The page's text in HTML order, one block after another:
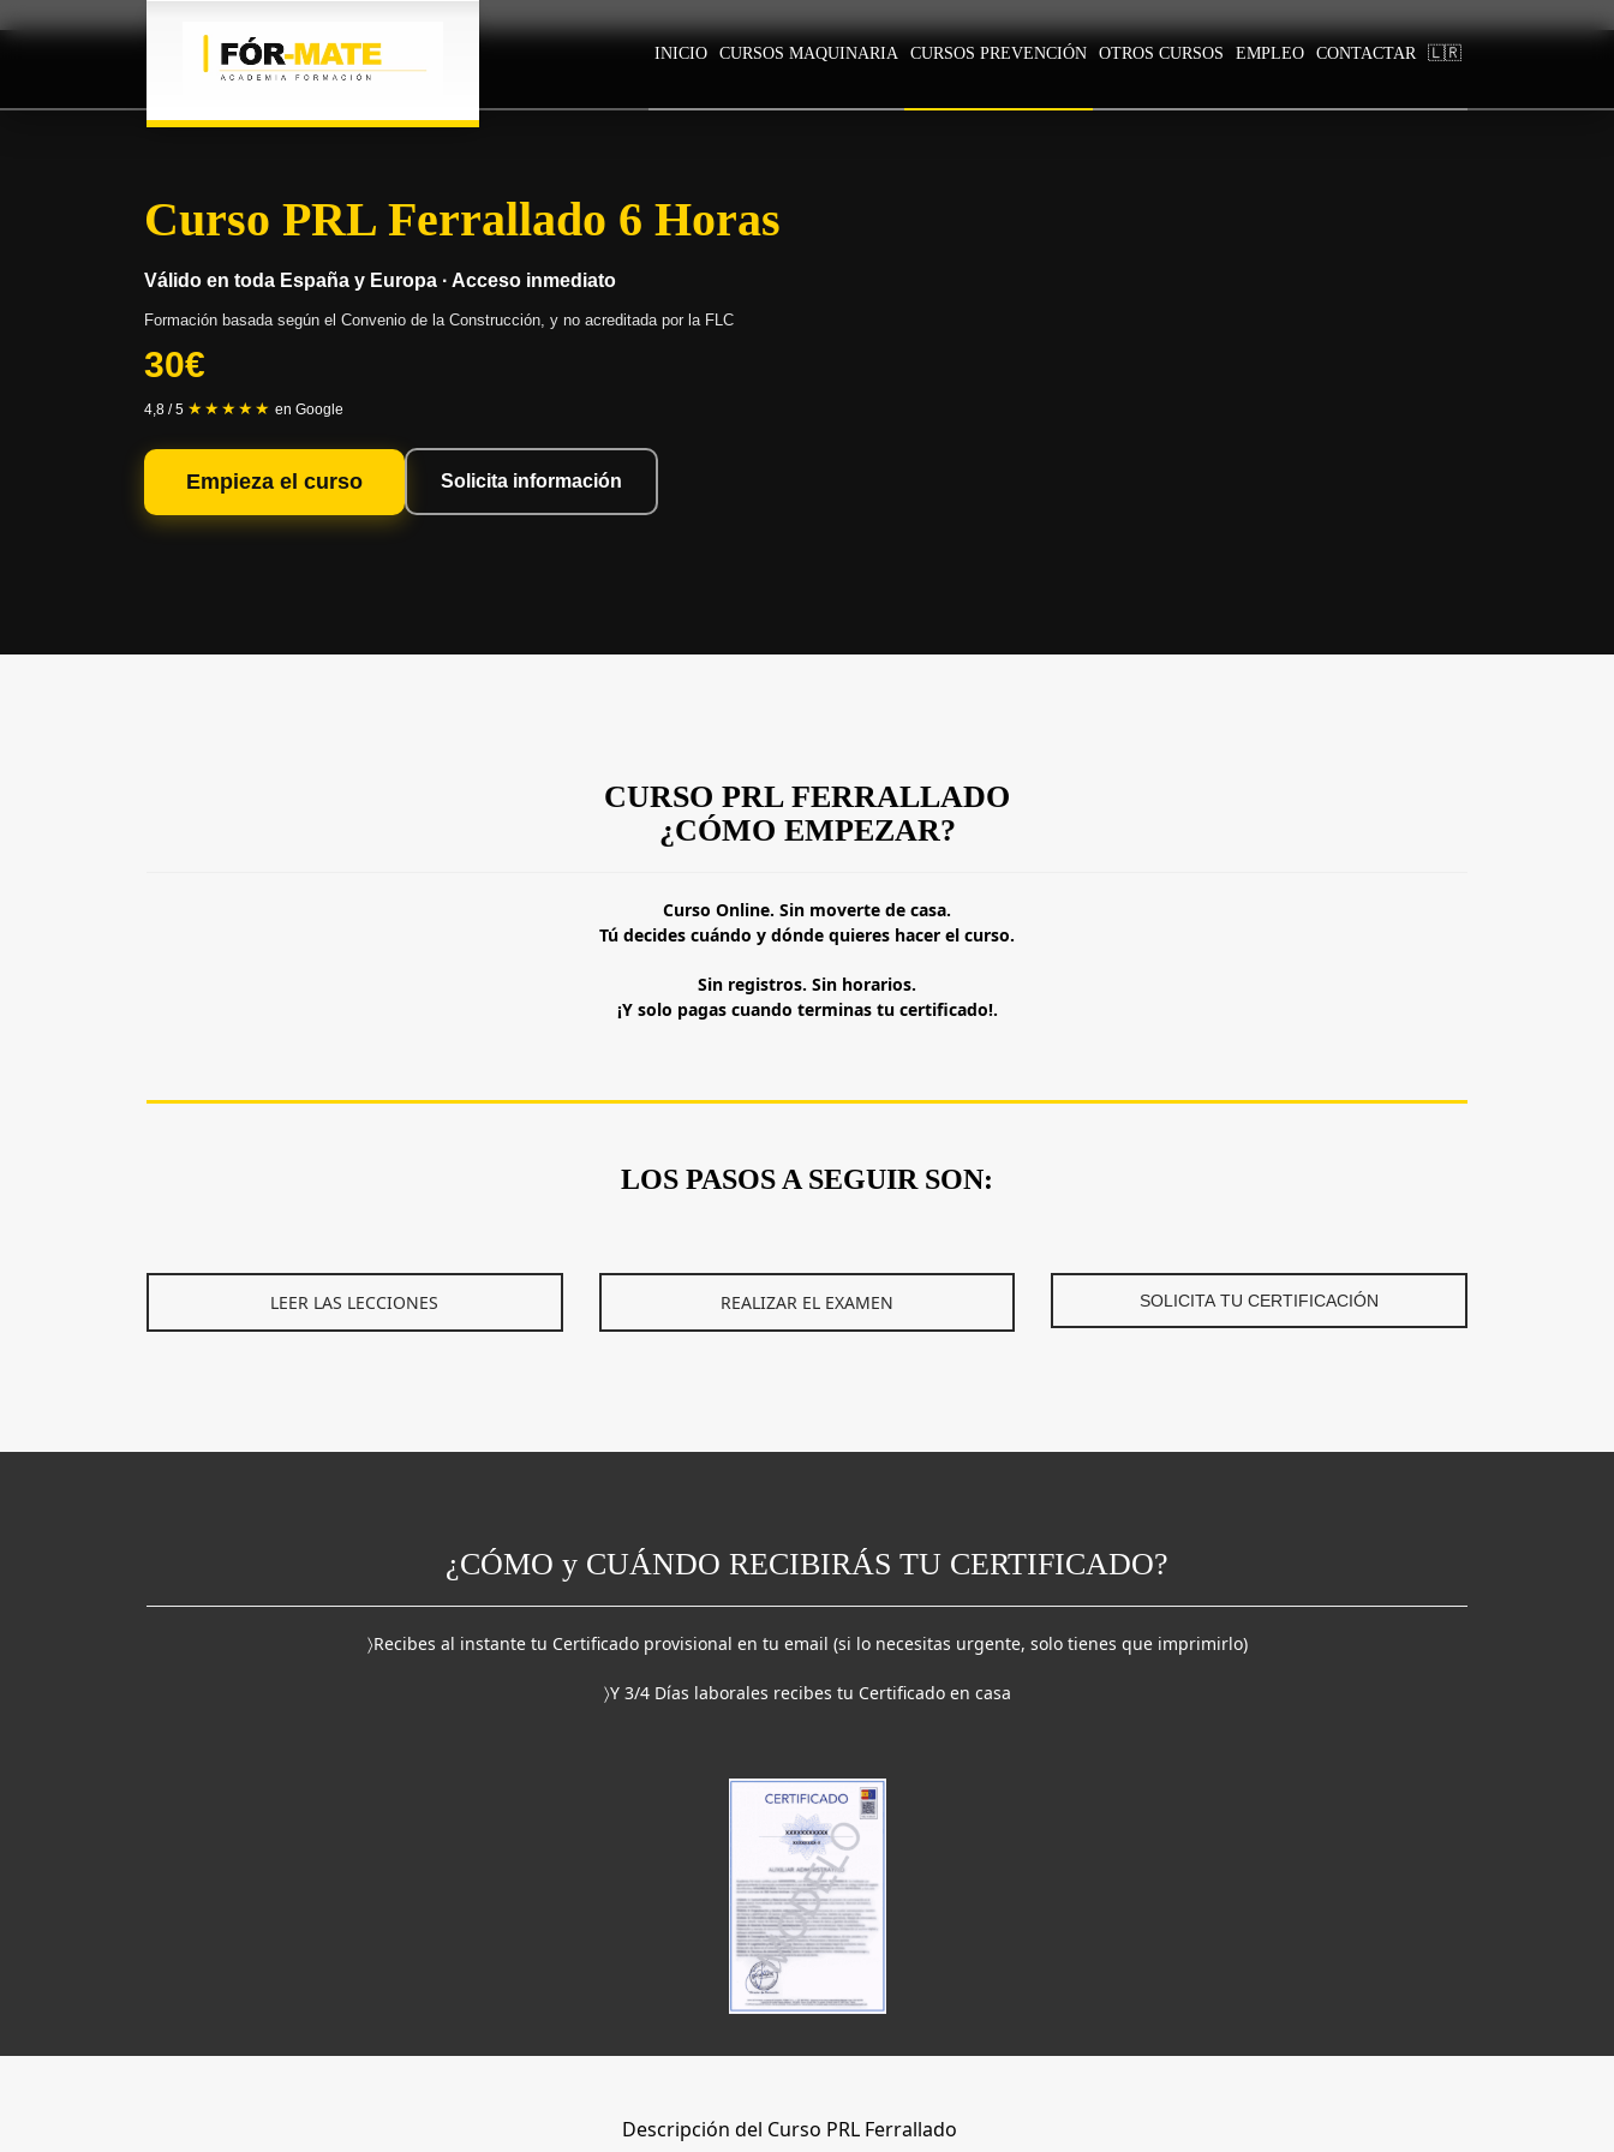
INICIO CURSOS MAQUINARIA CURSOS PREVENCIÓN OTROS CURSOS EMPLEO CONTACTAR 🇱🇷
Curso PRL Ferrallado 6 Horas
Válido en toda España y Europa · Acceso inmediato
Formación basada según el Convenio de la Construcción, y no acreditada por la FLC
30€
4,8 / 5 ★★★★★ en Google
Empieza el curso Solicita información
CURSO PRL FERRALLADO
¿CÓMO EMPEZAR?
Curso Online. Sin moverte de casa.
Tú decides cuándo y dónde quieres hacer el curso.
Sin registros. Sin horarios.
¡Y solo pagas cuando terminas tu certificado!.
LOS PASOS A SEGUIR SON:
LEER LAS LECCIONES REALIZAR EL EXAMEN SOLICITA TU CERTIFICACIÓN
¿CÓMO y CUÁNDO RECIBIRÁS TU CERTIFICADO?
〉Recibes al instante tu Certificado provisional en tu email (si lo necesitas urgente, solo tienes que imprimirlo)
〉Y 3/4 Días laborales recibes tu Certificado en casa
Descripción del Curso PRL Ferrallado